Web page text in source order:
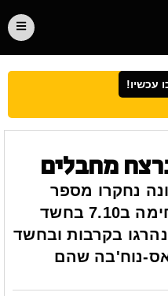
עכשיו!
מחבלים
נחקרו מספר
אזרחים שלקחו חלק בלחימה ב7.10 בחשד
בקרבות ובחשד
נוח'בה שהם